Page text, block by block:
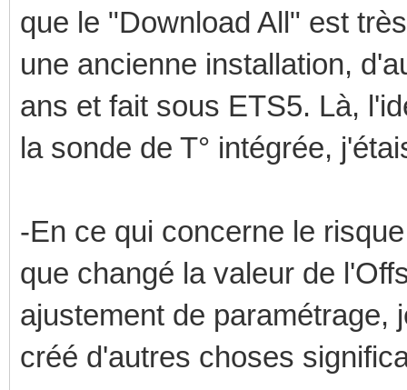
que le "Download All" est
une ancienne installation,
ans et fait sous ETS5. Là,
la sonde de T° intégrée,
-En ce qui concerne le
que changé la valeur de
ajustement de paramétrage,
créé d'autres choses